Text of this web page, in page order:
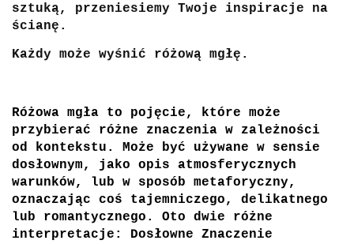
sztuką, przeniesiemy Twoje inspiracje na
ścianę.
Każdy może wyśnić różową mgłę.
Różowa mgła to pojęcie, które może
przybierać różne znaczenia w zależności
od kontekstu. Może być używane w sensie
dosłownym, jako opis atmosferycznych
warunków, lub w sposób metaforyczny,
oznaczając coś tajemniczego, delikatnego
lub romantycznego. Oto dwie różne
interpretacje: Dosłowne Znaczenie